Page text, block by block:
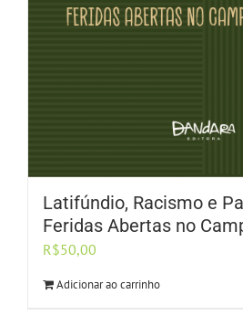
Latifúndio, Racismo e
Feridas Abertas no
R$50,00
Adicionar ao carrinho